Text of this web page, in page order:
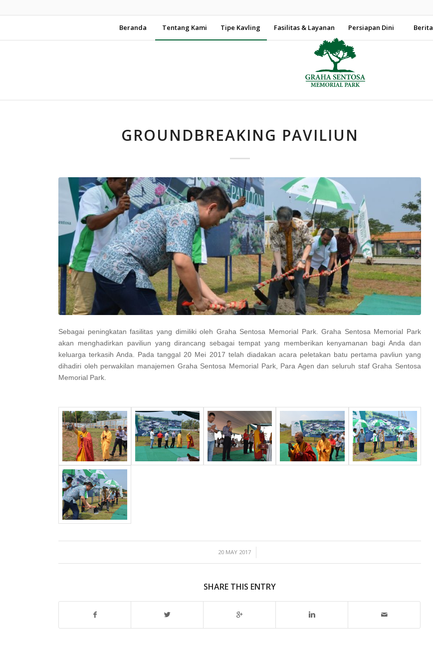
Beranda Tentang Kami Tipe Kavling Fasilitas & Layanan Persiapan Dini Berita
GROUNDBREAKING PAVILIUN
Sebagai peningkatan fasilitas yang dimiliki oleh Graha Sentosa Memorial Park. Graha Sentosa Memorial Park
akan menghadirkan paviliun yang dirancang sebagai tempat yang memberikan kenyamanan bagi Anda dan
keluarga terkasih Anda. Pada tanggal 20 Mei 2017 telah diadakan acara peletakan batu pertama pavliun yang
dihadiri oleh perwakilan manajemen Graha Sentosa Memorial Park, Para Agen dan seluruh staf Graha Sentosa
Memorial Park.
20 MAY 2017
/
SHARE THIS ENTRY